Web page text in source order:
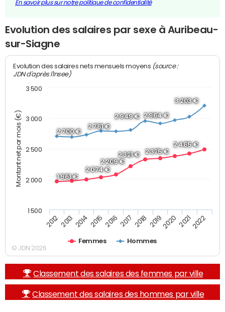
En savoir plus sur notre politique de confidentialité
Evolution des salaires par sexe à Auribeau-
sur-Siagne
Montant net par mois (€)
Evolution des salaires nets mensuels moyens (source :
JDN d'après l'Insee)
1 961 €
2 074 €
2 209 €
2 321 € 2 375 €
2 485 €
2 700 €
2 781 €
2 949 € 2 964 €
3 203 €
Femmes Hommes
2012 2013 2014 2015 2016 2017 2018 20192020 20212022
1 500
2 000
2 500
3 000
3 500
© JDN 2026
Classement des salaires des femmes par ville
Classement des salaires des hommes par ville